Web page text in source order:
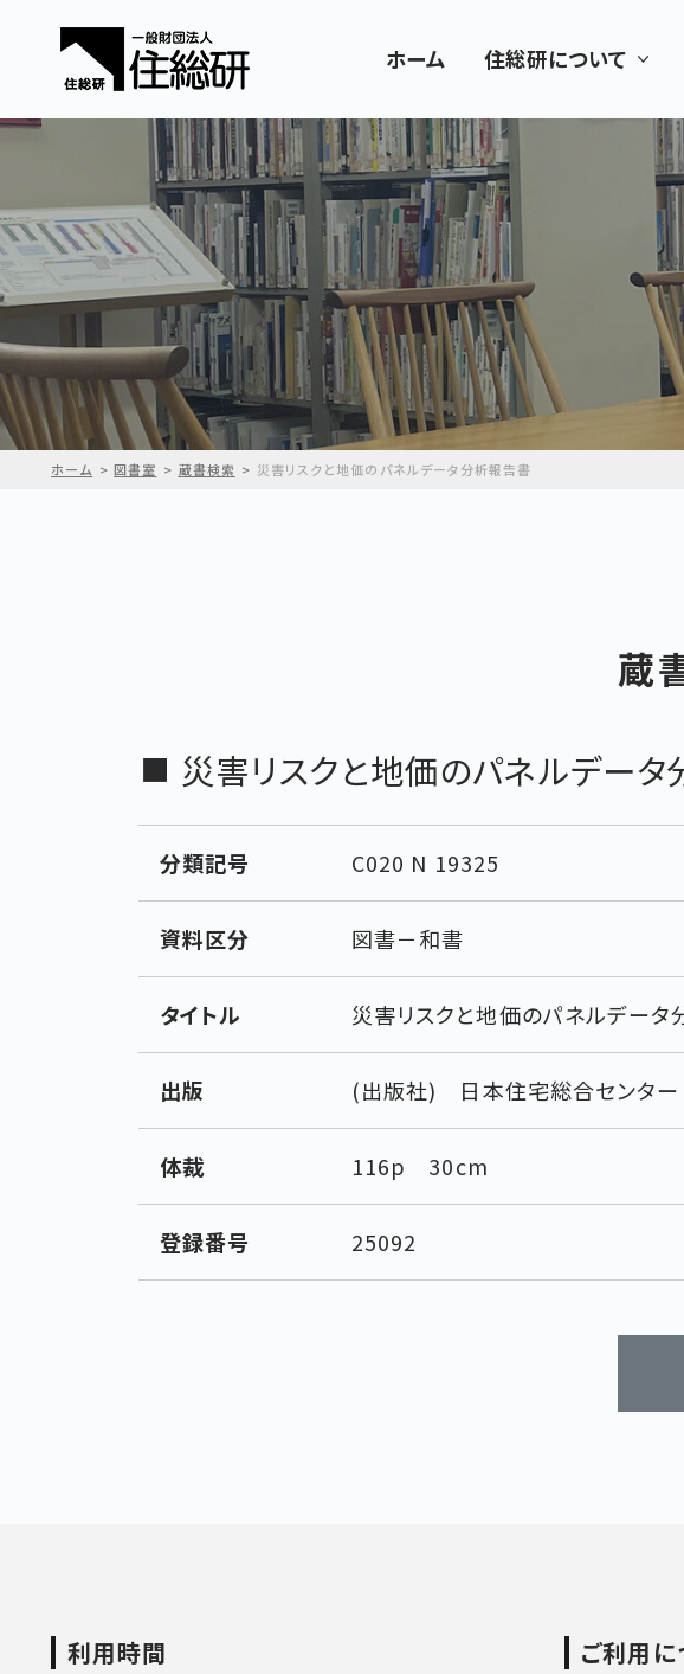
ホーム 住総研について
ホーム 図書室 蔵書検索 災害リスクと地価のパネルデータ分析報告書
蔵
災害リスクと地価のパネルデー
分類記号 C020 N 19325
資料区分 図書－和書
タイトル 災害リスクと地価のパネルデータ
出版 (出版社) 日本住宅総合セン
体裁 116p 30cm
登録番号 25092
利用時間 ご利用に